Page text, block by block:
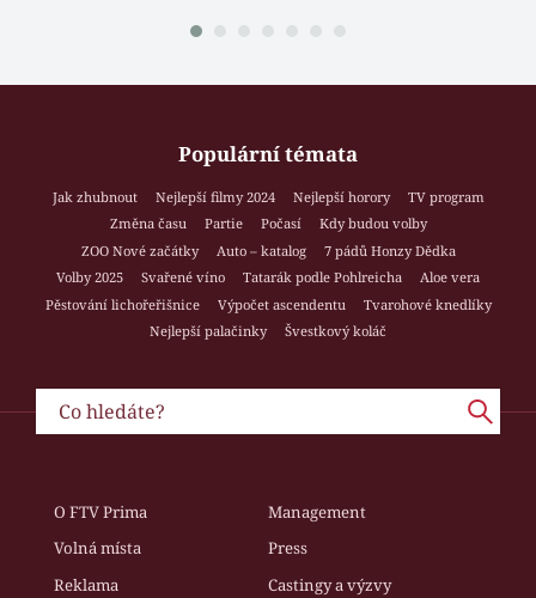
Populární témata
Jak zhubnout Nejlepší filmy 2024 Nejlepší horory
TV program
Změna času
Partie Počasí
Kdy budou volby
ZOO Nové začátky
Auto – katalog
7 pádů Honzy Dědka
Volby 2025
Svařené víno Tatarák podle Pohlreicha
Aloe vera
Pěstování lichořeřišnice
Výpočet ascendentu
Tvarohové knedlíky
Nejlepší palačinky
Švestkový koláč
O FTV Prima
Management
Volná místa
Press
Reklama
Castingy a výzvy